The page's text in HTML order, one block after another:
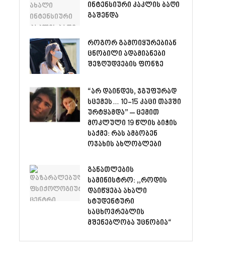
ინტენსიური კაკლის ბაღი
გაშენდა
როგორ გამოიყურებიან
ცნობილი ადამიანები
შეზღუდვების ფონზე
“არ დაინდეს, ჯგუფურად
სცემეს… 10-15 კაცი თავში
ურტყამდა” – ცემით
მოკლული 19 წლის ბიჭის
საქმე: რას ამბობენ
ოჯახის ახლობლები
განათლების
სამინისტრო: ,,როდის
დაიწყება ახალი
სტუდენტური
საცხოვრებლის
მშენებლობა უცნობია“